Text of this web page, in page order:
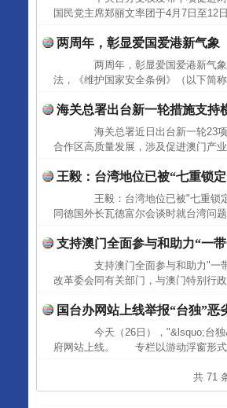
国民党主席郑丽文率团于4月7日至12
两周年，彰显爱国爱港新气象
两周年，彰显爱国爱港新气
法，《维护国家安全条例》（以下简
海关总署出台新一轮措施支持
海关总署近日出台新一轮23项
合作区高质量发展，涉及促进澳门产
王毅：台湾地位已被“七重锁
王毅：台湾地位已被"七重锁
同德国外长瓦德富尔会谈时就台湾
支持澳门全面参与和助力“一
支持澳门全面参与和助力"一
改革委会同有关部门，与澳门特别行
国台办网站上线举报“台独”恶
今天（26日），"&lsquo;台独
府网站上线。 专栏以游动浮窗形式
共 71
完善运行机制助力责任有效
东山县通报“牛蛙产品抗生素超